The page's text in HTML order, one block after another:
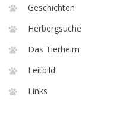
Geschichten
Herbergsuche
Das Tierheim
Leitbild
Links